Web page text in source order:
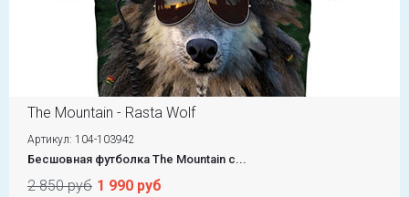
The Mountain - Rasta Wolf
Артикул: 104-103942
Бесшовная футболка The Mountain с...
2 850 руб 1 990 руб